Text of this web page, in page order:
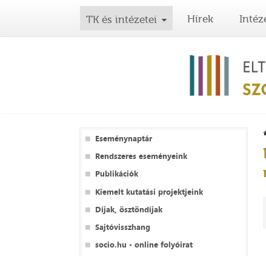
TK és intézetei Hírek
Eseménynaptár
Rendszeres eseményeink
Publikációk
Kiemelt kutatási projektjeink
Díjak, ösztöndíjak
Sajtóvisszhang
socio.hu - online folyóirat